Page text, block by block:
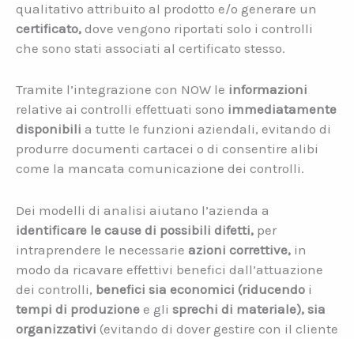
qualitativo attribuito al prodotto e/o generare un
certificato, dove vengono riportati solo i controlli
che sono stati associati al certificato stesso.
Tramite l’integrazione con NOW le informazioni
relative ai controlli effettuati sono immediatamente
disponibili a tutte le funzioni aziendali, evitando di
produrre documenti cartacei o di consentire alibi
come la mancata comunicazione dei controlli.
Dei modelli di analisi aiutano l’azienda a
identificare le cause di possibili difetti, per
intraprendere le necessarie azioni correttive, in
modo da ricavare effettivi benefici dall’attuazione
dei controlli, benefici sia economici (riducendo i
tempi di produzione e gli sprechi di materiale), sia
organizzativi (evitando di dover gestire con il cliente